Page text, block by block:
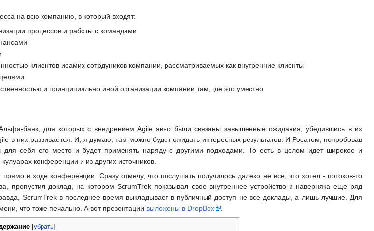
на всю компанию, в который входят:
процессов и работы с командами
клиентов исамих сотрдуников компании, рассматриваемых как внутренние клиенты
и принципиально иной организации компании там, где это уместно
банк, для которых с внедрением Agile явно были связаны завышенные ожидания, убедившись в их
в них развивается. И, я думаю, там можно будет ожидать интересных результатов. И Росатом, попробовав
для себя его место и будет применять наряду с другими подходами. То есть в целом идет широкое и
конференции и из других источников.
в ходе конференции. Сразу отмечу, что послушать получилось далеко не все, что хотел - потоков-то
пропустил доклад, на котором ScrumTrek показывал свое внутреннее устройство и наверняка еще ряд
ScrumTrek в последнее время выкладывает в публичный доступ не все доклады, а лишь лучшие. Для
что тоже печально. А вот презентации выложены в DropBox
убрать